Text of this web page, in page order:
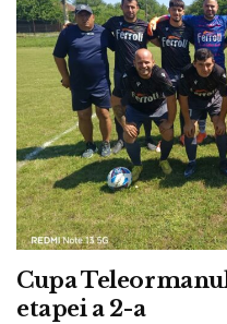
Cupa
etapei a 2-a